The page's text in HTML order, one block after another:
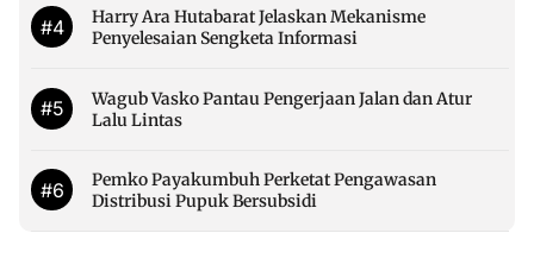
#4
Harry Ara Hutabarat Jelaskan Mekanisme
Penyelesaian Sengketa Informasi
#5
Wagub Vasko Pantau Pengerjaan Jalan dan Atur
Lalu Lintas
#6
Pemko Payakumbuh Perketat Pengawasan
Distribusi Pupuk Bersubsidi